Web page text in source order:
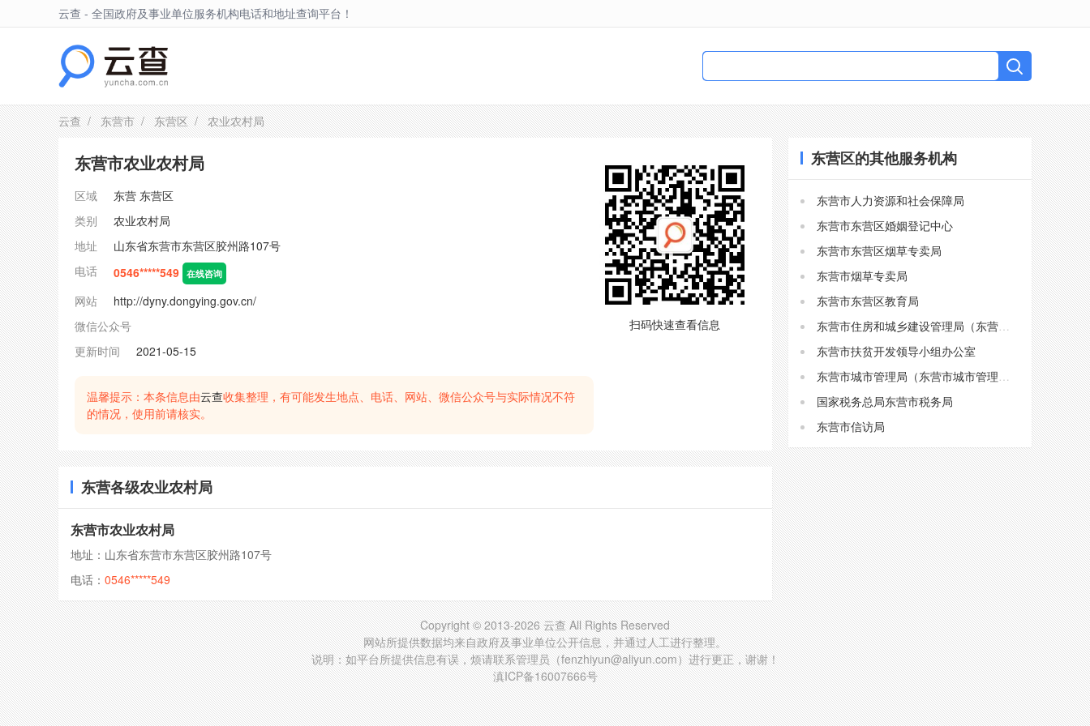
云查 - 全国政府及事业单位服务机构电话和地址查询平台！
云查/东营市/东营区/ 农业农村局
东营市农业农村局
区域 东营 东营区
类别
农业农村局
地址
山东省东营市东营区胶州路107号
电话
0546*****549 在线咨询
网站
http://dyny.dongying.gov.cn/
微信公众号
更新时间
2021-05-15
温馨提示：本条信息由云查收集整理，有可能发生地点、电话、网站、微信公众号与实际情况不符
的情况，使用前请核实。
扫码快速查看信息
东营各级农业农村局
东营市农业农村局
地址：山东省东营市东营区胶州路107号
电话： 0546*****549
东营区的其他服务机构
东营市人力资源和社会保障局
东营市东营区婚姻登记中心
东营市东营区烟草专卖局
东营市烟草专卖局
东营市东营区教育局
东营市住房和城乡建设管理局（东营市人民防空办公室）
东营市扶贫开发领导小组办公室
东营市城市管理局（东营市城市管理行政执法局）
国家税务总局东营市税务局
东营市信访局
Copyright © 2013-2026 云查 All Rights Reserved
网站所提供数据均来自政府及事业单位公开信息，并通过人工进行整理。
说明：如平台所提供信息有误，烦请联系管理员（fenzhiyun@aliyun.com）进行更正，谢谢！
滇ICP备16007666号